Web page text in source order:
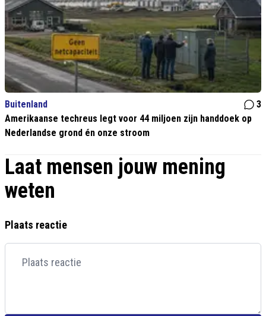
Buitenland
3
Amerikaanse techreus legt voor 44 miljoen zijn handdoek op
Nederlandse grond én onze stroom
Laat mensen jouw mening
weten
Plaats reactie